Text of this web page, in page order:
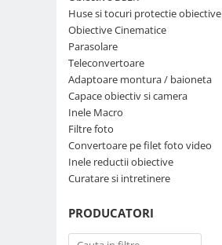
Cursuri foto
Obiective foto si accesorii
Obiective Mirorless
Obiective DSLR
Huse si tocuri protectie obiective
Obiective Cinematice
Parasolare
Teleconvertoare
Huse si tocuri protectie obiective
Obiective Cinematice
Parasolare
Teleconvertoare
Adaptoare montura / baioneta
Capace obiectiv si camera
Inele Macro
Filtre foto
Convertoare pe filet foto video
Inele reductii obiective
Curatare si intretinere
PRODUCATORI